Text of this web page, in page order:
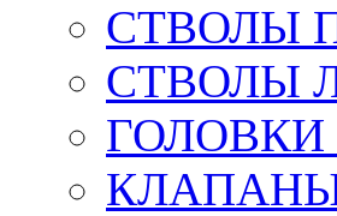
СТВОЛЫ
СТВОЛЫ
ГОЛОВКИ